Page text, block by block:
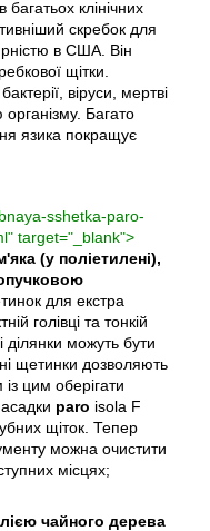
багатьох клінічних
скребок для
в США. Він
щітки.
віруси, мертві
Багато
язика покращує
sshetka-paro-
target="_blank">
(у поліетилені),
для екстра
голівці та тонкій
ділянки можуть бути
щетинки дозволяють
цим оберігати
paro isola F
щіток. Тепер
можна очистити
місцях;
чайного дерева